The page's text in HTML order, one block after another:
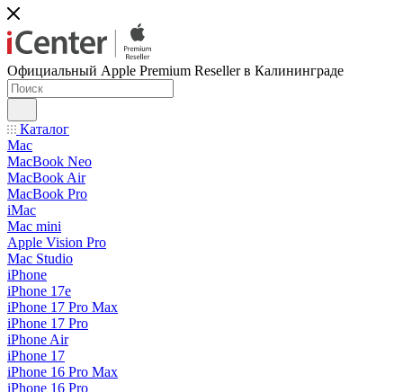
Официальный Apple Premium Reseller в Калининграде
Каталог
Mac
MacBook Neo
MacBook Air
MacBook Pro
iMac
Mac mini
Apple Vision Pro
Mac Studio
iPhone
iPhone 17e
iPhone 17 Pro Max
iPhone 17 Pro
iPhone Air
iPhone 17
iPhone 16 Pro Max
iPhone 16 Pro